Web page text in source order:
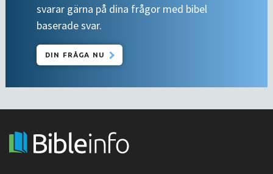
svarar gärna på dina frågor med bibel
baserade svar.
DIN FRÅGA NU